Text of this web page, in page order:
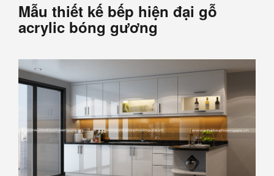
Mẫu thiết kế bếp hiện đại gỗ
acrylic bóng gương